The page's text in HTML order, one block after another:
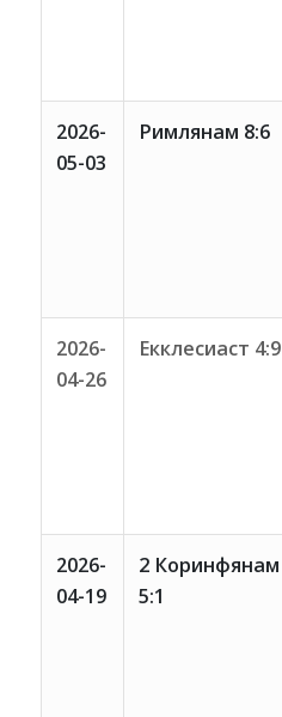
2026-
05-03
Римлянам 8:6
2026-
04-26
Екклесиаст 4:9
2026-
04-19
2 Коринфянам
5:1